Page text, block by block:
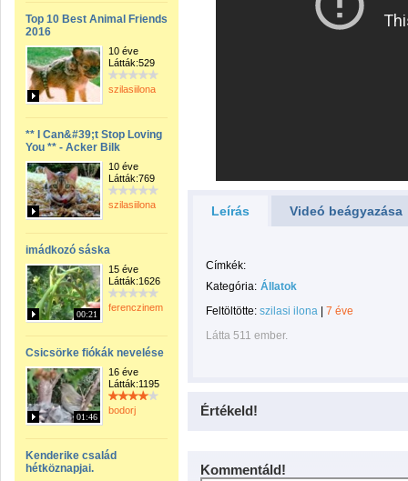
Top 10 Best Animal Friends
2016
10 éve
Látták:529
szilasiilona
** I Can&#39;t Stop Loving
You ** - Acker Bilk
10 éve
Látták:769
szilasiilona
imádkozó sáska
00:21
15 éve
Látták:1626
ferenczinemateedit
Csicsörke fiókák nevelése
01:46
16 éve
Látták:1195
bodorj
Kenderike család
hétköznapjai.
Leírás Videó beágyazása
Címkék:
Kategória: Állatok
Feltöltötte: szilasi ilona
7 éve
Látta 511 ember.
Értékeld!
Kommentáld!